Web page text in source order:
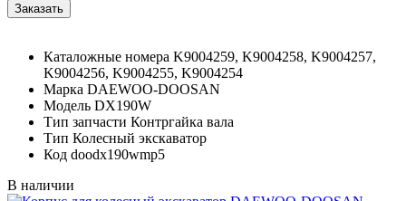
Каталожные номера K9004259, K9004258, K9004257,
K9004256, K9004255, K9004254
Марка DAEWOO-DOOSAN
Модель DX190W
Тип запчасти Контргайка вала
Тип Колесный экскаватор
Код doodx190wmp5
В наличии